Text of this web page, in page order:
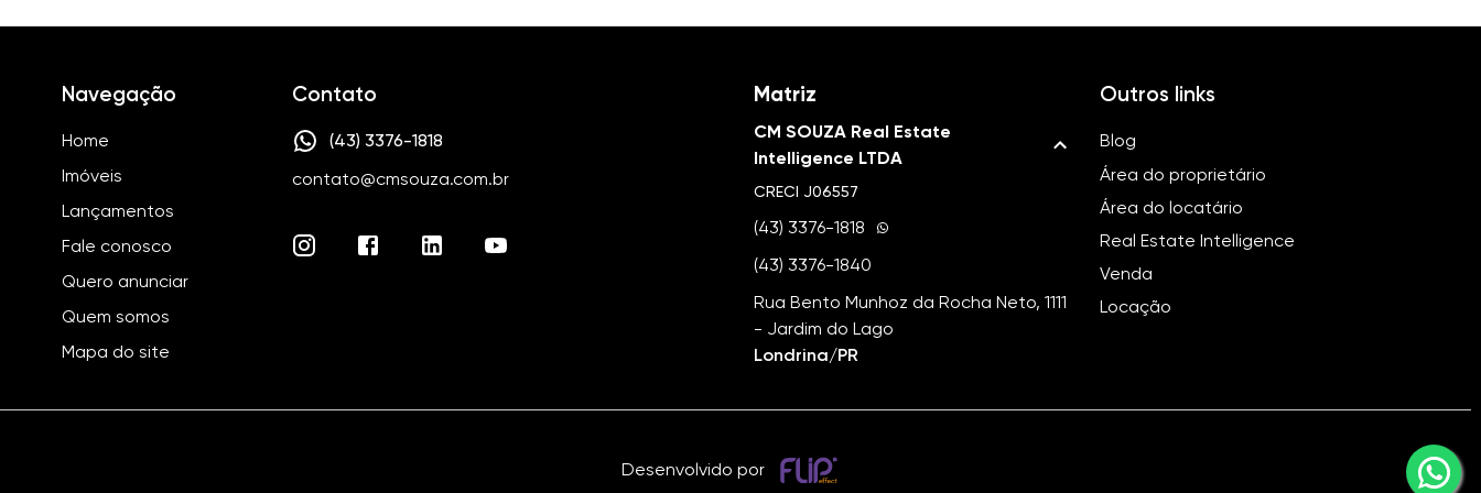
Navegação
Home
Imóveis
Lançamentos
Fale conosco
Quero anunciar
Quem somos
Mapa do site
Contato
(43) 3376-1818
contato@cmsouza.com.br
Matriz
CM SOUZA Real Estate
Intelligence LTDA
CRECI J06557
(43) 3376-1818
(43) 3376-1840
Rua Bento Munhoz da Rocha Neto, 1111
- Jardim do Lago
Londrina/PR
Outros links
Blog
Área do proprietário
Área do locatário
Real Estate Intelligence
Venda
Locação
Desenvolvido por